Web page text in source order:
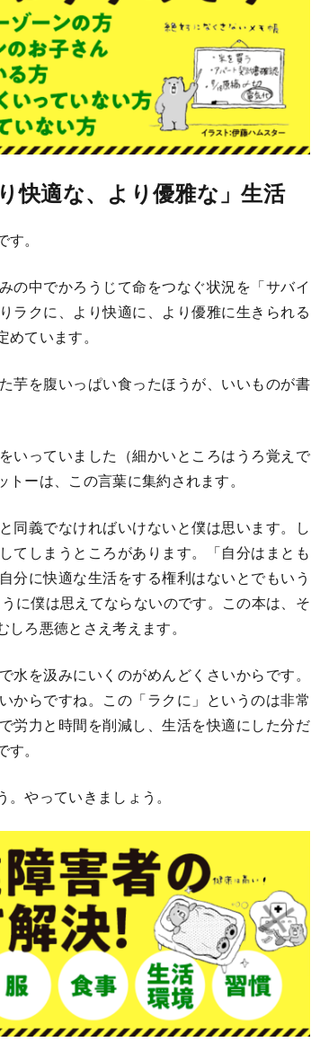
快適な、より優雅な」生活
。
中でかろうじて命をつなぐ状況を「サバイ
ラクに、より快適に、より優雅に生きられる
ています。
芋を腹いっぱい食ったほうが、いいものが書
いっていました（細かいところはうろ覚えで
ーは、この言葉に集約されます。
同義でなければいけないと僕は思います。し
てしまうところがあります。「自分はまとも
分に快適な生活をする権利はないとでもいう
に僕は思えてならないのです。この本は、そ
ろ悪徳とさえ考えます。
を汲みにいくのがめんどくさいからです。
からですね。この「ラクに」というのは非常
労力と時間を削減し、生活を快適にした分だ
。
やっていきましょう。